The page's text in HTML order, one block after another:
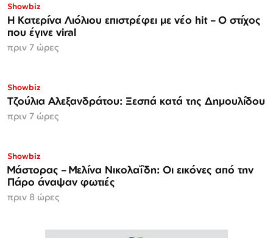
Showbiz
Η Κατερίνα Λιόλιου επιστρέφει με νέο hit – Ο στίχος
που έγινε viral
πριν 7 ώρες
Showbiz
Τζούλια Αλεξανδράτου: Ξεσπά κατά της Δημουλίδου
πριν 7 ώρες
Showbiz
Μάστορας – Μελίνα Νικολαΐδη: Οι εικόνες από την
Πάρο άναψαν φωτιές
πριν 8 ώρες